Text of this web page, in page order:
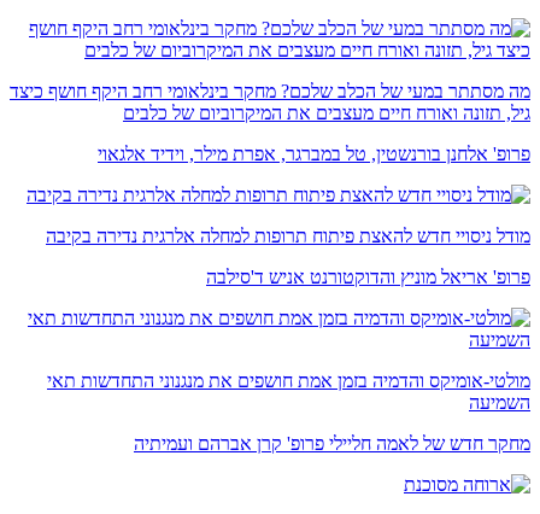
מה מסתתר במעי של הכלב שלכם? מחקר בינלאומי רחב היקף חושף כיצד
גיל, תזונה ואורח חיים מעצבים את המיקרוביום של כלבים
פרופ' אלחנן בורנשטין, טל במברגר, אפרת מילר, וידיד אלגאוי
מודל ניסויי חדש להאצת פיתוח תרופות למחלה אלרגית נדירה בקיבה
פרופ' אריאל מוניץ והדוקטורנט אניש ד'סילבה
מולטי-אומיקס והדמיה בזמן אמת חושפים את מנגנוני התחדשות תאי
השמיעה
מחקר חדש של לאמה חליילי פרופ' קרן אברהם ועמיתיה